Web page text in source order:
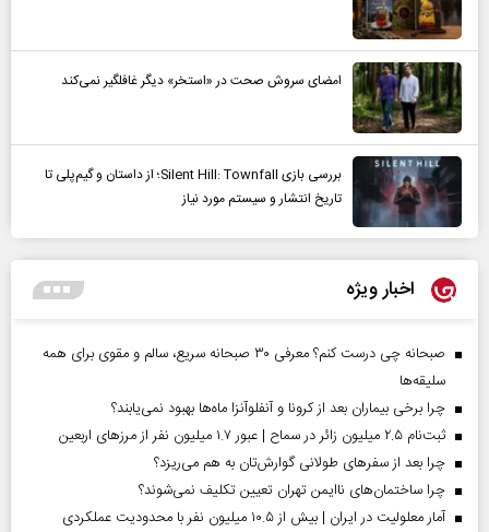
امضای سروش صحت در «استخر» دیگر غافلگیر نمی‌کند
بررسی بازی Silent Hill: Townfall؛ از داستان و گیم‌پلی تا
تاریخ انتشار و سیستم مورد نیاز
اخبار ویژه
صبحانه چی درست کنم؟ معرفی ۳۰ صبحانه سریع، سالم و مقوی برای همه
سلیقه‌ها
چرا برخی بیماران بعد از کرونا و آنفلوآنزا ماه‌ها بهبود نمی‌یابند؟
ثبت‌نام ۲.۵ میلیون زائر در سماح | عبور ۱.۷ میلیون نفر از مرز‌های اربعین
چرا بعد از سفرهای طولانی گوارش‌تان به هم می‌ریزد؟
چرا ساختمان‌های ناایمن تهران تعیین تکلیف نمی‌شوند؟
آمار معلولیت در ایران | بیش از ۱۰.۵ میلیون نفر با محدودیت عملکردی